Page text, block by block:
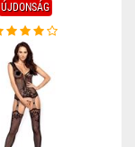
ÚJDONSÁG